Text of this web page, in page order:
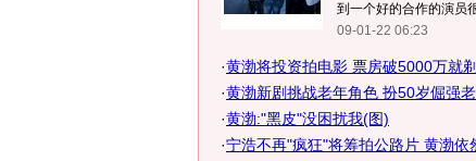
到一个好的合作的演员
09-01-22 06:23
·黄渤将投资拍电影 票房破5000万就
·黄渤新剧挑战老年角色 扮50岁倔强
·黄渤:"黑皮"没困扰我(图)
·宁浩不再"疯狂"将筹拍公路片 黄渤依